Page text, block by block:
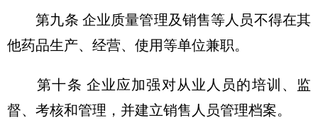
第九条 企业质量管理及销售等人员不得在其
他药品生产、经营、使用等单位兼职。
第十条 企业应加强对从业人员的培训、监
督、考核和管理，并建立销售人员管理档案。